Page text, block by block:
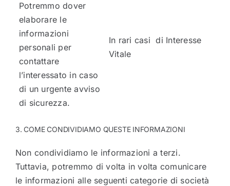
Potremmo dover
elaborare le
informazioni
personali per
contattare
l’interessato in caso
di un urgente avviso
di sicurezza.
In rari casi di Interesse
Vitale
3. COME CONDIVIDIAMO QUESTE INFORMAZIONI
Non condividiamo le informazioni a terzi.
Tuttavia, potremmo di volta in volta comunicare
le informazioni alle seguenti categorie di società